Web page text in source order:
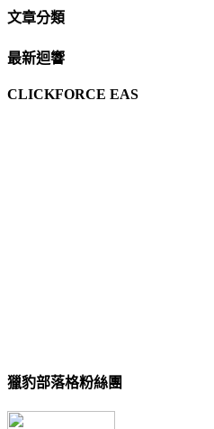
文章分類
最新迴響
CLICKFORCE EAS
獵豹部落格粉絲團